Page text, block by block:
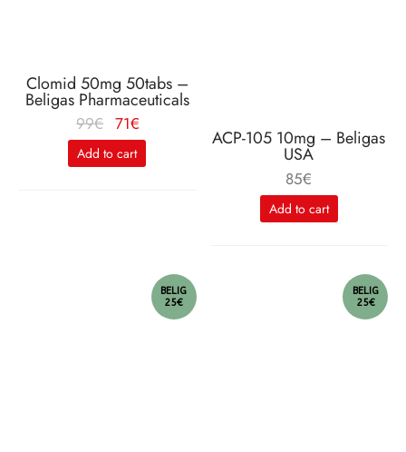
Clomid 50mg 50tabs –
Beligas Pharmaceuticals
99€
Le
prix
initial
71€
actuel
Add to cart
ACP-105 10mg – Beligas
USA
85€
Add to cart
BELIG
25€
BELIG
25€